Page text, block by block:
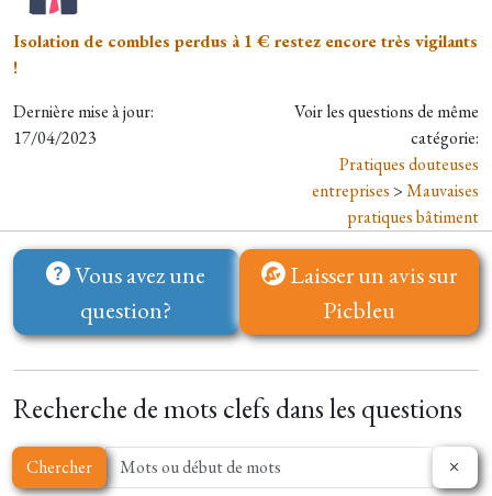
Isolation de combles perdus à 1 € restez encore très vigilants
!
Dernière mise à jour:
17/04/2023
Voir les questions de même
catégorie:
Pratiques douteuses
entreprises >Mauvaises
pratiques bâtiment
Vous avez une
question?
Laisser un avis sur
Picbleu
Recherche de mots clefs dans les questions
Chercher